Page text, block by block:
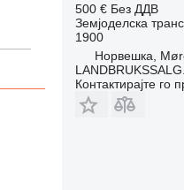
500 € Без ДДВ
Земјоделска
1900
Норвешка,
Контактирајте го